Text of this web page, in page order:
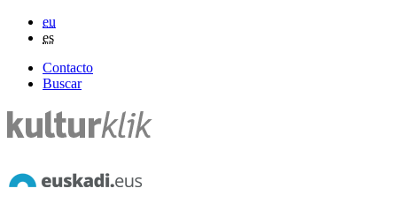
eu
es
Contacto
Buscar